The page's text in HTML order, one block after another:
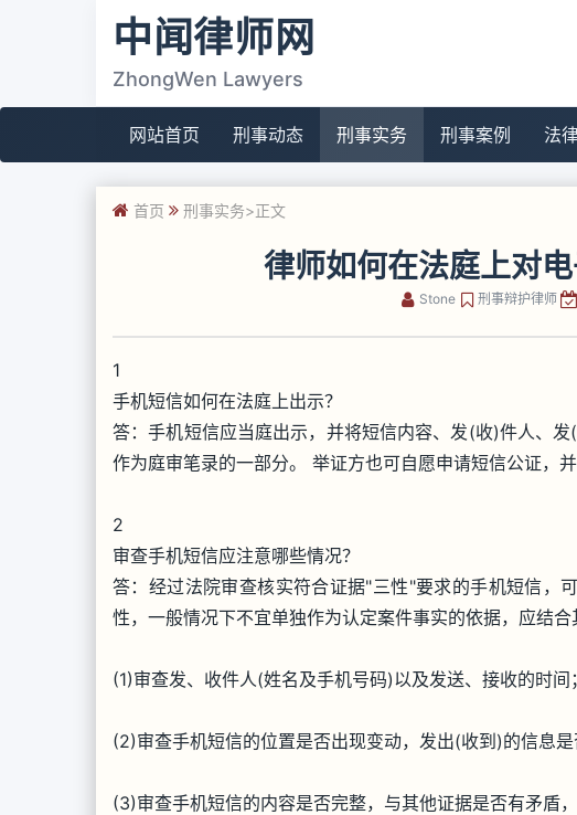
中闻律师网
ZhongWen Lawyers
网站首页 刑事动态 刑事实务 刑事案例 法
首页 刑事实务>正文
律师如何在法庭上对
Stone 刑事辩护律师
1
手机短信如何在法庭上出示？
答：手机短信应当庭出示，并将短信内容、发(收)件人、
作为庭审笔录的一部分。 举证方也可自愿申请短信公证，
2
审查手机短信应注意哪些情况？
答：经过法院审查核实符合证据"三性"要求的手机短信，
性，一般情况下不宜单独作为认定案件事实的依据，应结合
(1)审查发、收件人(姓名及手机号码)以及发送、接收的时间
(2)审查手机短信的位置是否出现变动，发出(收到)的信息是
(3)审查手机短信的内容是否完整，与其他证据是否有矛盾